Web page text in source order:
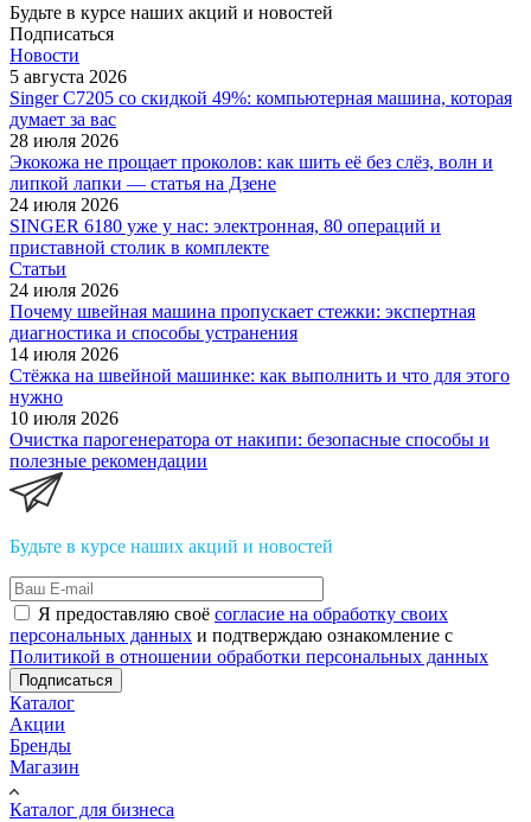
Будьте в курсе наших акций и новостей
Подписаться
Новости
5 августа 2026
Singer C7205 со скидкой 49%: компьютерная машина, которая
думает за вас
28 июля 2026
Экокожа не прощает проколов: как шить её без слёз, волн и
липкой лапки — статья на Дзене
24 июля 2026
SINGER 6180 уже у нас: электронная, 80 операций и
приставной столик в комплекте
Статьи
24 июля 2026
Почему швейная машина пропускает стежки: экспертная
диагностика и способы устранения
14 июля 2026
Стёжка на швейной машинке: как выполнить и что для этого
нужно
10 июля 2026
Очистка парогенератора от накипи: безопасные способы и
полезные рекомендации
Будьте в курсе наших акций и новостей
Я предоставляю своё согласие на обработку своих
персональных данных и подтверждаю ознакомление с
Политикой в отношении обработки персональных данных
Подписаться
Каталог
Акции
Бренды
Магазин
Каталог для бизнеса